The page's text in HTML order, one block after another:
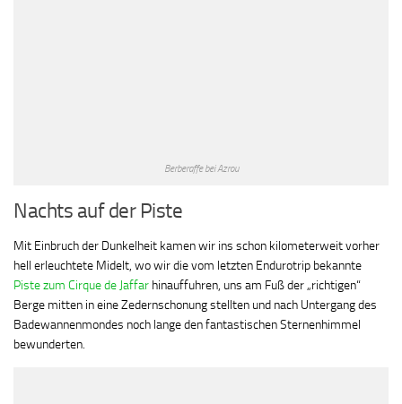
Berberaffe bei Azrou
Nachts auf der Piste
Mit Einbruch der Dunkelheit kamen wir ins schon kilometerweit vorher
hell erleuchtete Midelt, wo wir die vom letzten Endurotrip bekannte
Piste zum Cirque de Jaffar hinauffuhren, uns am Fuß der „richtigen“
Berge mitten in eine Zedernschonung stellten und nach Untergang des
Badewannenmondes noch lange den fantastischen Sternenhimmel
bewunderten.